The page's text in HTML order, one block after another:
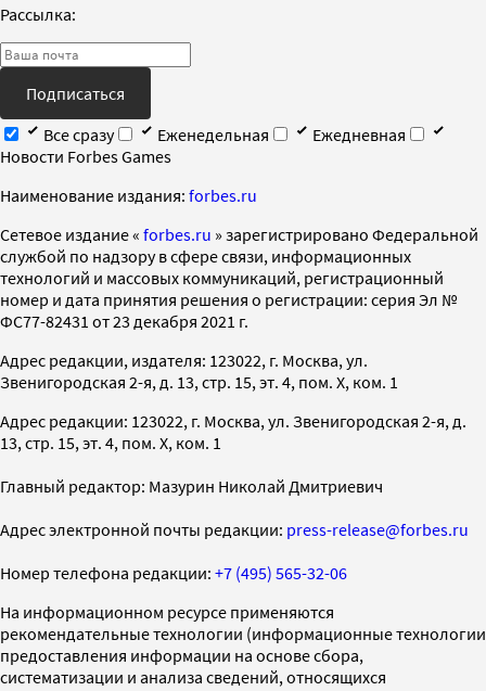
Рассылка:
Подписаться
Все сразу
Еженедельная
Ежедневная
Новости Forbes Games
Наименование издания: forbes.ru
Cетевое издание « forbes.ru » зарегистрировано Федеральной
службой по надзору в сфере связи, информационных
технологий и массовых коммуникаций, регистрационный
номер и дата принятия решения о регистрации: серия Эл №
ФС77-82431 от 23 декабря 2021 г.
Адрес редакции, издателя: 123022, г. Москва, ул.
Звенигородская 2-я, д. 13, стр. 15, эт. 4, пом. X, ком. 1
Адрес редакции: 123022, г. Москва, ул. Звенигородская 2-я, д.
13, стр. 15, эт. 4, пом. X, ком. 1
Главный редактор: Мазурин Николай Дмитриевич
Адрес электронной почты редакции: press-release@forbes.ru
Номер телефона редакции: +7 (495) 565-32-06
На информационном ресурсе применяются
рекомендательные технологии (информационные технологии
предоставления информации на основе сбора,
систематизации и анализа сведений, относящихся